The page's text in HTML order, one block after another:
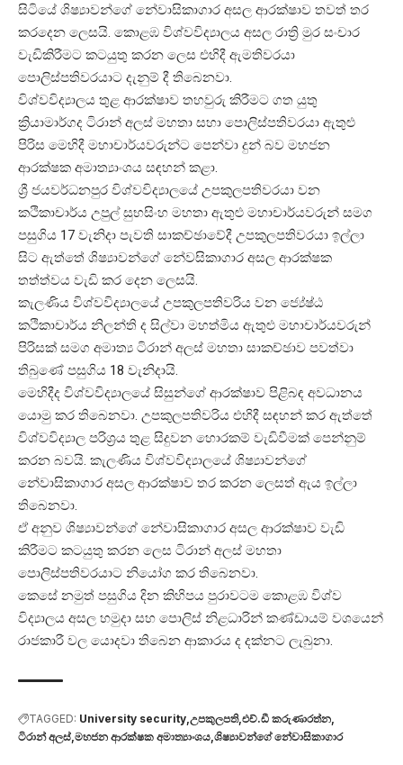
සිටියේ ශිෂ්‍යාවන්ගේ නේවාසිකාගාර අසල ආරක්ෂාව තවත් තර
කරදෙන ලෙසයි. කොළඹ විශ්වවිද්‍යාලය අසල රාත්‍රි මුර සංචාර
වැඩිකිරීමට කටයුතු කරන ලෙස එහිදී ඇමතිවරයා
පොලිස්පතිවරයාට දැනුම් දී තිබෙනවා.
විශ්වවිද්‍යාලය තුළ ආරක්ෂාව තහවුරු කිරීමට ගත යුතු
ක්‍රියාමාර්ගද ටිරාන් අලස් මහතා සහා පොලිස්පතිවරයා ඇතුළු
පිරිස මෙහිදී මහාචාර්යවරුන්ට පෙන්වා දුන් බව මහජන
ආරක්ෂක අමාත්‍යාංශය සඳහන් කළා.
ශ්‍රී ජයවර්ධනපුර විශ්වවිද්‍යාලයේ උපකුලපතිවරයා වන
කථිකාචාර්ය උපුල් සුභසිංහ මහතා ඇතුළු මහාචාර්යවරුන් සමග
පසුගිය 17 වැනිදා පැවති සාකච්ඡාවේදී උපකුලපතිවරයා ඉල්ලා
සිට ඇත්තේ ශිෂ්‍යාවන්ගේ නේවසිකාගාර අසල ආරක්ෂක
තත්ත්වය වැඩි කර දෙන ලෙසයි.
කැලණිය විශ්වවිද්‍යාලයේ උපකුලපතිවරිය වන ජ්‍යේෂ්ඨ
කථිකාචාර්ය නිලන්ති ද සිල්වා මහත්මිය ඇතුළු මහාචාර්යවරුන්
පිරිසක් සමග අමාත්‍ය ටිරාන් අලස් මහතා සාකච්ඡාව පවත්වා
තිබුණේ පසුගිය 18 වැනිදායි.
මෙහිදීද විශ්වවිද්‍යාලයේ සිසුන්ගේ ආරක්ෂාව පිළිබඳ අවධානය
යොමු කර තිබෙනවා. උපකුලපතිවරිය එහිදී සඳහන් කර ඇත්තේ
විශ්වවිද්‍යාල පරිශ්‍රය තුළ සිදුවන හොරකම් වැඩිවීමක් පෙන්නුම්
කරන බවයි. කැලණිය විශ්වවිද්‍යාලයේ ශිෂ්‍යාවන්ගේ
නේවාසිකාගාර අසල ආරක්ෂාව තර කරන ලෙසත් ඇය ඉල්ලා
තිබෙනවා.
ඒ අනුව ශිෂ්‍යාවන්ගේ නේවාසිකාගාර අසල ආරක්ෂාව වැඩි
කිරීමට කටයුතු කරන ලෙස ටිරාන් අලස් මහතා
පොලිස්පතිවරයාට නියෝග කර තිබෙනවා.
කෙසේ නමුත් පසුගිය දින කිහිපය පුරාවටම කොළඹ විශ්ව
විද්‍යාලය අසල හමුදා සහ පොලිස් නිළධාරින් කණ්ඩායම් වශයෙන්
රාජකාරී වල යොදවා තිබෙන ආකාරය ද දක්නට ලැබුනා.
TAGGED: University security උපකුලපති එච්.ඩී කරුණාරත්න
ටිරාන් අලස් මහජන ආරක්ෂක අමාත්‍යාංශය ශිෂ්‍යාවන්ගේ නේවාසිකාගාර